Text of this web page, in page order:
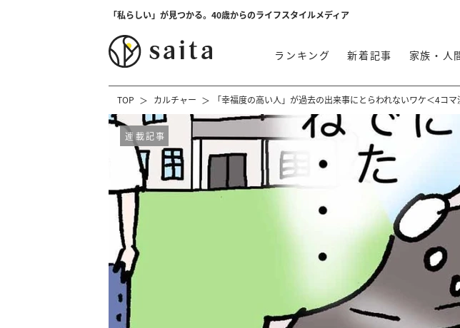
「私らしい」が見つかる。40歳からのライフスタイルメディア
ランキング 新着記事 家族・人
TOP カルチャー 「幸福度の高い人」が過去の出来事にとらわれないワケ＜4コマ
連載記事